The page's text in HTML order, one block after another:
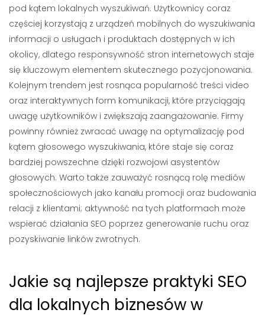
pod kątem lokalnych wyszukiwań. Użytkownicy coraz
częściej korzystają z urządzeń mobilnych do wyszukiwania
informacji o usługach i produktach dostępnych w ich
okolicy, dlatego responsywność stron internetowych staje
się kluczowym elementem skutecznego pozycjonowania.
Kolejnym trendem jest rosnąca popularność treści video
oraz interaktywnych form komunikacji, które przyciągają
uwagę użytkowników i zwiększają zaangażowanie. Firmy
powinny również zwracać uwagę na optymalizację pod
kątem głosowego wyszukiwania, które staje się coraz
bardziej powszechne dzięki rozwojowi asystentów
głosowych. Warto także zauważyć rosnącą rolę mediów
społecznościowych jako kanału promocji oraz budowania
relacji z klientami; aktywność na tych platformach może
wspierać działania SEO poprzez generowanie ruchu oraz
pozyskiwanie linków zwrotnych.
Jakie są najlepsze praktyki SEO
dla lokalnych biznesów w